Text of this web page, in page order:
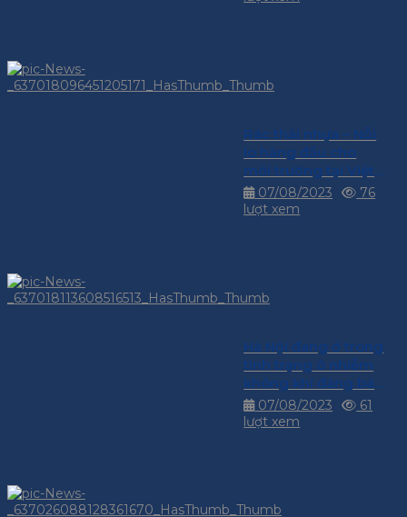
Rác thải nhựa – Nỗi
lo hàng đầu cho
môi trường tại Việt
Nam
07/08/2023
76
lượt xem
Hà Nội đang ở trong
tình trạng ô nhiễm
không khí đáng báo
động
07/08/2023
61
lượt xem